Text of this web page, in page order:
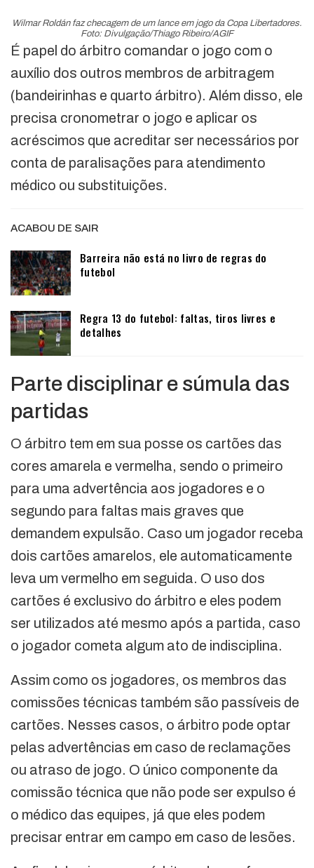
Wilmar Roldán faz checagem de um lance em jogo da Copa Libertadores.
Foto: Divulgação/Thiago Ribeiro/AGIF
É papel do árbitro comandar o jogo com o
auxílio dos outros membros de arbitragem
(bandeirinhas e quarto árbitro). Além disso, ele
precisa cronometrar o jogo e aplicar os
acréscimos que acreditar ser necessários por
conta de paralisações para atendimento
médico ou substituições.
ACABOU DE SAIR
Barreira não está no livro de regras do
futebol
Regra 13 do futebol: faltas, tiros livres e
detalhes
Parte disciplinar e súmula das
partidas
O árbitro tem em sua posse os cartões das
cores amarela e vermelha, sendo o primeiro
para uma advertência aos jogadores e o
segundo para faltas mais graves que
demandem expulsão. Caso um jogador receba
dois cartões amarelos, ele automaticamente
leva um vermelho em seguida. O uso dos
cartões é exclusivo do árbitro e eles podem
ser utilizados até mesmo após a partida, caso
o jogador cometa algum ato de indisciplina.
Assim como os jogadores, os membros das
comissões técnicas também são passíveis de
cartões. Nesses casos, o árbitro pode optar
pelas advertências em caso de reclamações
ou atraso de jogo. O único componente da
comissão técnica que não pode ser expulso é
o médico das equipes, já que eles podem
precisar entrar em campo em caso de lesões.